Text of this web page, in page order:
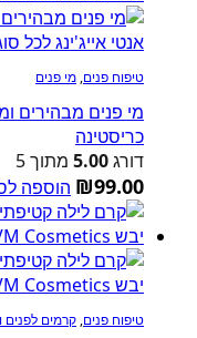
טיפוח פנים, מי פנים
כריסטינה
דורג5.00 מתוך 5
₪99.00 הוספה
טיפוח פנים, קרמים לפנים